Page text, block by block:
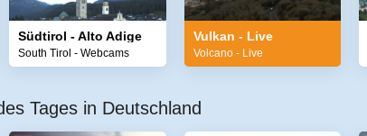
Südtirol - Alto Adige
South Tirol - Webcams
Vulkan - Live
Volcano - Live
Tages in Deutschland